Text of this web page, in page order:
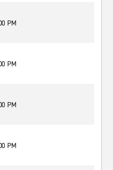
PM
PM
PM
PM